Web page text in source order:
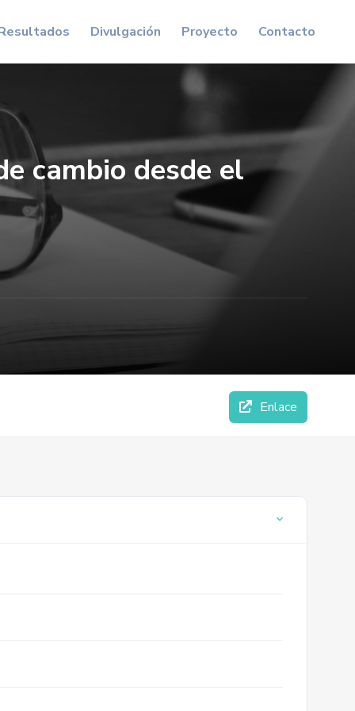
Divulgación Proyecto Contacto
cambio desde el
Enlace